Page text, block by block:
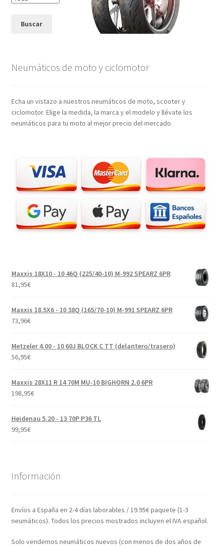
Buscar
Neumáticos de moto y ciclomotor
Echa un vistazo a nuestros neumáticos de moto, scooter y
ciclomotor. Elige la medida, la marca y el modelo y llévate los
neumáticos para tu moto al mejor precio del mercado.
Maxxis 18X10 - 10 46Q (225/40-10) M-992 SPEARZ 6PR
81,95€
Maxxis 18.5X6 - 10 38Q (165/70-10) M-991 SPEARZ 6PR
73,96€
Metzeler 4.00 - 10 60J BLOCK C TT (delantero/trasero)
56,95€
Maxxis 28X11 R 14 70M MU-10 BIGHORN 2.0 6PR
198,95€
Heidenau 5.20 - 13 70P P36 TL
99,95€
Información
Envíos a España en 2-4 días laborables / 19.95€ paquete (1-3
neumáticos). Todos los precios mostrados incluyen el IVA español.
Solo vendemos neumáticos nuevos (con menos de dos años de